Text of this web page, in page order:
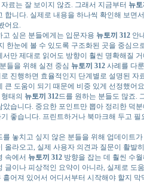
료는 잘 보이지 않죠. 그래서 지금부터 뉴
합니다. 실제로 내용을 하나씩 확인해 보면
어요.
싶은 분들에게는 입문자용 뉴토끼 312 안
한눈에 볼 수 있도록 구조화된 곳을 중심으
만 제대로 읽어도 방향이 훨씬 명확해질 거
들을 위해 실전 중심 뉴토끼 312 사례를 다룬
진행하면 효율적인지 단계별로 설명된
큰 도움이 되기 때문에 비중 있게 선정했어
태의 뉴토끼 312드를 원하는 분들도 많죠.
았습니다. 중요한 포인트만 뽑아 정리한 덕
좋습니다. 프린트하거나 북마크해 두고
를 놓치고 싶지 않은 분들을 위해 업데이트
올라오고, 실제 사용자 의견과 질문이 활발
속에서 뉴토끼 312 방향을 잡는 데 훨씬 수
글이나 피상적인 요약이 아니라, 실제로 도
흩어져 있어서 어디서부터 시작해야 할지